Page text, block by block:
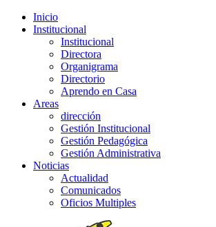
Inicio
Institucional
Institucional
Directora
Organigrama
Directorio
Aprendo en Casa
Areas
dirección
Gestión Institucional
Gestión Pedagógica
Gestión Administrativa
Noticias
Actualidad
Comunicados
Oficios Multiples